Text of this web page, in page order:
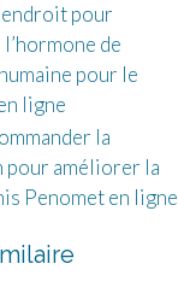
pour
de
pour le
ligne
la
améliorer la
Penomet en ligne